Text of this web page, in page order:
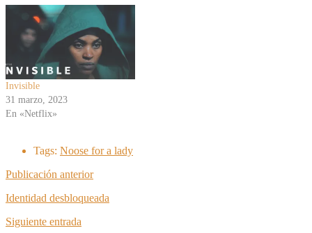
Invisible
31 marzo, 2023
En «Netflix»
Tags: Noose for a lady
Publicación anterior
Identidad desbloqueada
Siguiente entrada